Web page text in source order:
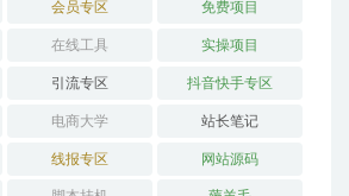
会员专区 免费项目
在线工具 实操项目
引流专区 抖音快手专区
电商大学 站长笔记
线报专区 网站源码